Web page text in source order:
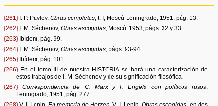
{261} I. P. Pavlov,Obras completas, t. I, Moscú-Leningrado, 1951, pág. 13.
{262} I. M. Séchenov,Obras escogidas, Moscú, 1953, págs. 32 y 33.
{263} Ibídem, pág. 99.
{264} I. M. Séchenov,Obras escogidas , págs. 93-94.
{265} Ibídem, pág. 101.
{266} En el tomo III de nuestra HISTORIA se hará una caracterización de
estos trabajos de I. M. Séchenov y de su significación filosófica.
{267}
Correspondencia de C. Marx y F. Engels con políticos rusos,
Leningrado, 1951, pág. 277.
{268} V. I. Lenin,En memoria de Herzen. V. I. Lenin,Obras escogidas, en dos